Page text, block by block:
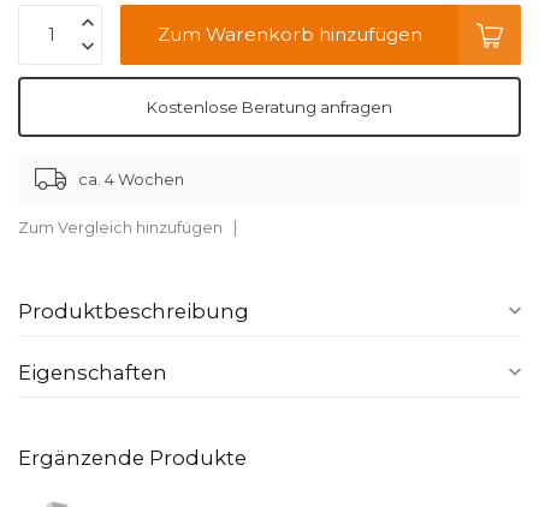
Zum Warenkorb hinzufügen
Kostenlose Beratung anfragen
ca. 4 Wochen
Zum Vergleich hinzufügen
Produktbeschreibung
Eigenschaften
Ergänzende Produkte